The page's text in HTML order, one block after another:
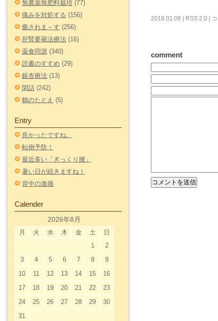
無農薬無肥料栽培 (77)
痛みを対処する (156)
癒されま～す (256)
肝腎要罨法療法 (16)
薬食同源 (340)
読書のすすめ (29)
銀杏療法 (13)
閑話 (242)
鶴のたとえ (5)
Entry
良かったですね。
転倒予防！
最近多い「ぎっくり腰」
暑い日が続きますね！
背中の激痛
Calender
2026年8月
月 火 水 木 金 土 日
1
2
3
4 5 6 7 8
9
10
11 12 13 14 15
16
17
18 19 20 21 22
23
24
25 26 27 28 29
30
31
2018.01.08 | RSS 2.0
comment